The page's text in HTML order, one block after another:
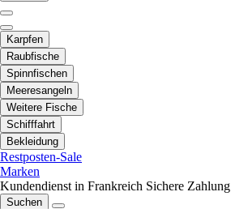
Karpfen
Raubfische
Spinnfischen
Meeresangeln
Weitere Fische
Schifffahrt
Bekleidung
Restposten-Sale
Marken
Kundendienst in Frankreich Sichere Zahlung
Suchen